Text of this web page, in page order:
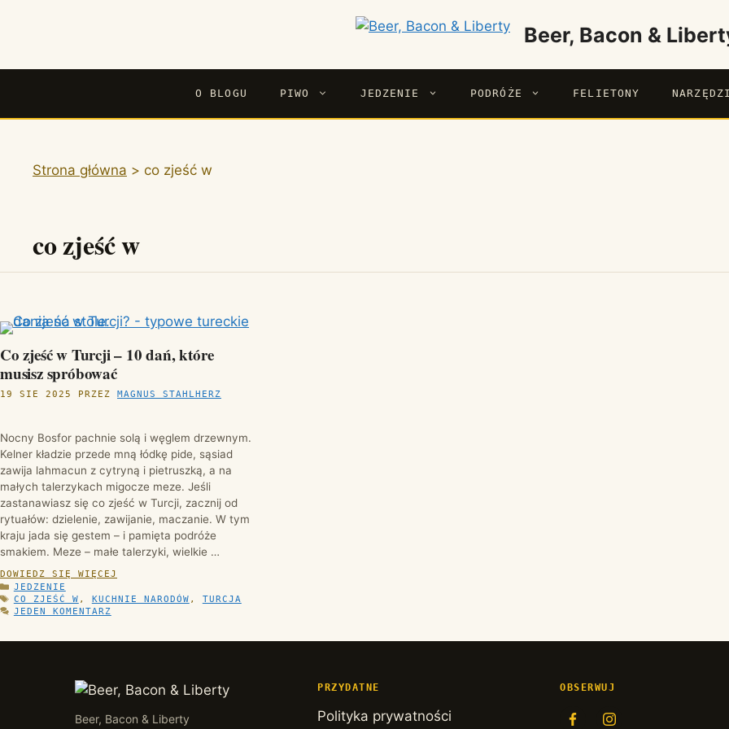
Beer, Bacon &
O BLOGU PIWO JEDZENIE PODRÓŻE FELIETONY
Strona główna > co zjeść w
co zjeść w
Co zjeść w Turcji – 10 dań, które
musisz spróbować
19 SIE 2025 PRZEZ MAGNUS STAHLHERZ
Nocny Bosfor pachnie solą i węglem drzewnym.
Kelner kładzie przede mną łódkę pide, sąsiad
zawija lahmacun z cytryną i pietruszką, a na
małych talerzykach migocze meze. Jeśli
zastanawiasz się co zjeść w Turcji, zacznij od
rytuałów: dzielenie, zawijanie, maczanie. W tym
kraju jada się gestem – i pamięta podróże
smakiem. Meze – małe talerzyki, wielkie …
DOWIEDZ SIĘ WIĘCEJ
KATEGORIE
JEDZENIE
TAGI
CO ZJEŚĆ W , KUCHNIE NARODÓW , TURCJA
JEDEN KOMENTARZ
Beer, Bacon & Liberty
PRZYDATNE
Polityka prywatności
OBSERWUJ